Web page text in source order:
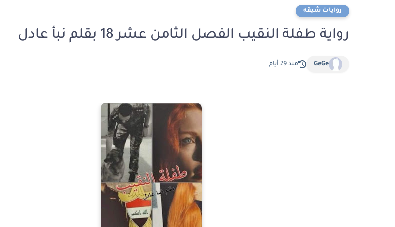
روايات شيقه
رواية طفلة النقيب الفصل الثامن عشر 18 بقلم نبأ عادل
GeGe منذ 29 أيام